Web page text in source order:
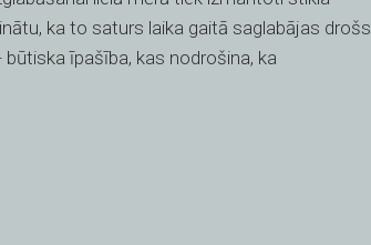
ka to saturs laika gaitā saglabājas drošs
īpašība, kas nodrošina, ka